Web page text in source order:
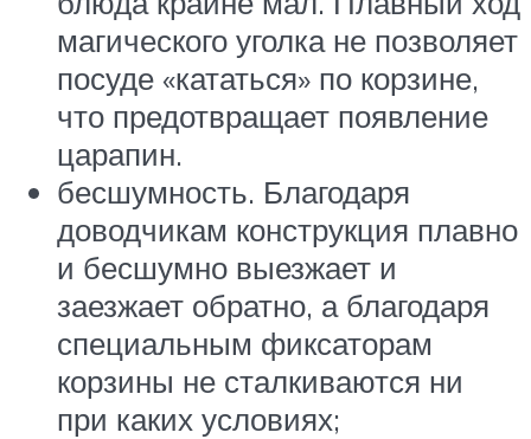
магического уголка не позволяет
посуде «кататься» по корзине,
что предотвращает появление
царапин.
бесшумность. Благодаря
доводчикам конструкция плавно
и бесшумно выезжает и
заезжает обратно, а благодаря
специальным фиксаторам
корзины не сталкиваются ни
при каких условиях;